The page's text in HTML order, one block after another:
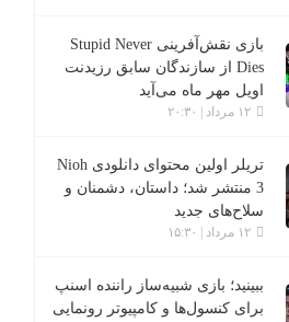
بازی نقش‌آفرینی Stupid Never
Dies از سازندگان سابق رزیدنت
اویل مهر ماه می‌آید
۱۲ مرداد | ۲۰:۳۰
تریلر اولین محتوای دانلودی Nioh
3 منتشر شد؛ داستان، دشمنان و
سلاح‌های جدید
۱۲ مرداد | ۱۵:۳۰
ببینید؛ بازی شبیه‌ساز راننده اسنپ
برای کنسول‌ها و کامپیوتر رونمایی